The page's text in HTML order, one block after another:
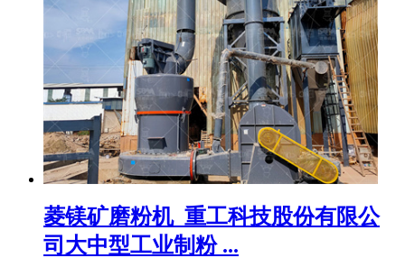
菱镁矿磨粉机_重工科技股份有限公
司大中型工业制粉 ...